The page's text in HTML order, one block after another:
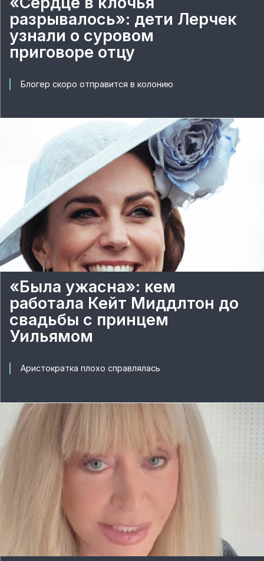
разрывалось»: дети Лерчек
узнали о суровом
приговоре отцу
Блогер скоро отправится в колонию
«Была ужасна»: кем
работала Кейт Миддлтон до
свадьбы с принцем
Уильямом
Аристократка плохо справлялась